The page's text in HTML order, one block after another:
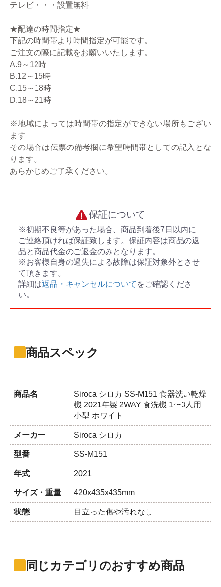
テレビ・・・設置無料
★配達の時間指定★
下記の時間帯より時間指定が可能です。
ご注文の際に記載をお願いいたします。
A.9～12時
B.12～15時
C.15～18時
D.18～21時
※地域によっては時間帯の指定ができない場所もござい
ます
その場合は伝票の備考欄に希望時間帯としての記入とな
ります。
あらかじめご了承ください。
保証について
※初期不良等があった場合、商品到着後7日以内に
ご連絡頂ければ保証致します。保証内容は商品の返
品と商品代金のご返金のみとなります。
※お客様自身の過失による故障は保証対象外とさせ
て頂きます。
詳細は返品・キャンセルについて をご確認くださ
い。
商品スペック
商品名
Siroca シロカ SS-M151 食器洗い乾燥
機 2021年製 2WAY 食洗機 1〜3人用
小型 ホワイト
メーカー Siroca シロカ
型番 SS-M151
年式 2021
サイズ・重量 420x435x435mm
状態 目立った傷や汚れなし
同じカテゴリのおすすめ商品